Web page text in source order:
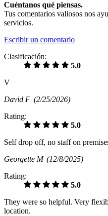
Cuéntanos qué piensas.
Tus comentarios valiosos nos
servicios.
Escribir un comentario
Clasificación:
5.0
V
David F (2/25/2026)
Rating:
5.0
Self drop off, no staff on
Georgette M (12/8/2025)
Rating:
5.0
They were so helpful. Very
location.